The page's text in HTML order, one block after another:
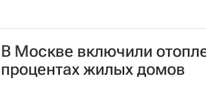
В Москве включили
процентах жилых домов